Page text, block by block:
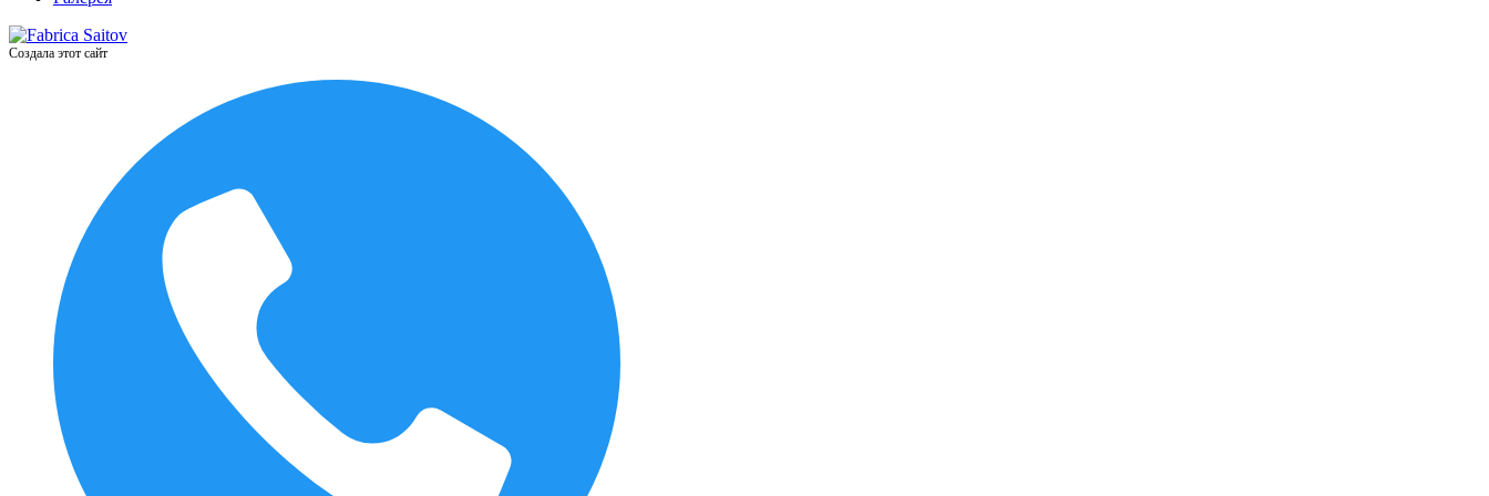
Создала этот сайт